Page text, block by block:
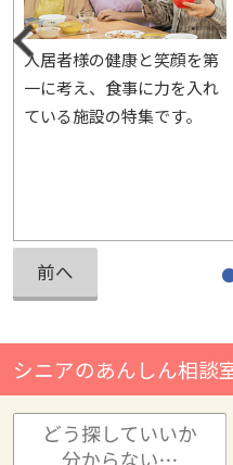
入居者様の健康と笑顔を第
一に考え、食事に力を入れ
ている施設の特集です。
前へ
シニアのあんしん相談